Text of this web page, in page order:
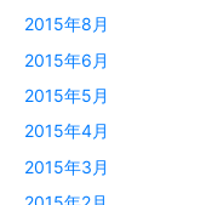
2015年8月
2015年6月
2015年5月
2015年4月
2015年3月